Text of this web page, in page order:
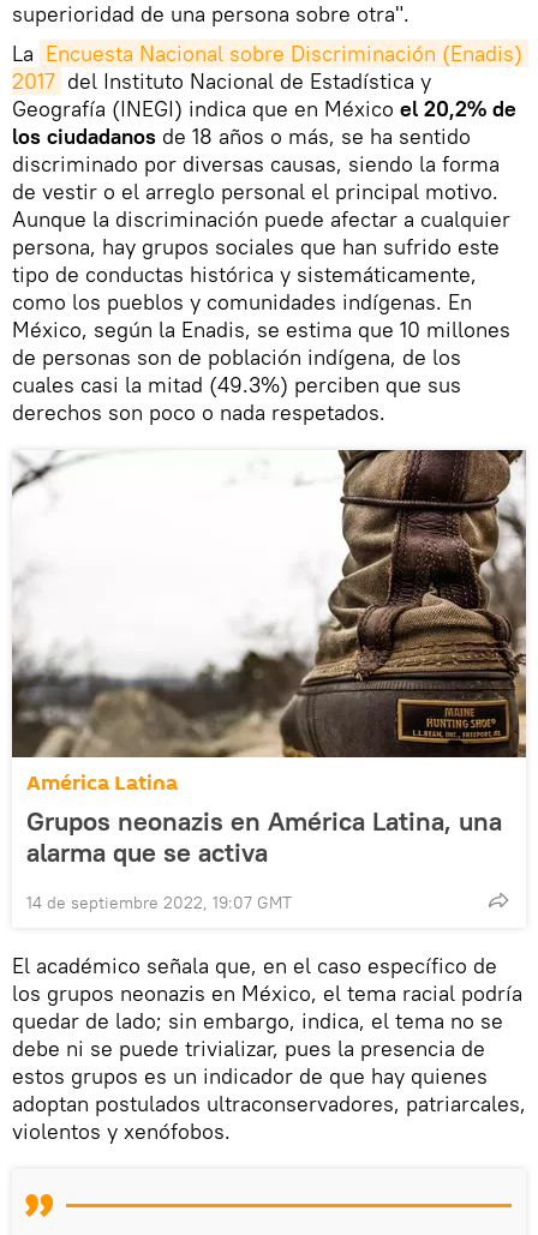
superioridad de una persona sobre otra".
La Encuesta Nacional sobre Discriminación (Enadis)
2017 del Instituto Nacional de Estadística y
Geografía (INEGI) indica que en México el 20,2% de
los ciudadanos de 18 años o más, se ha sentido
discriminado por diversas causas, siendo la forma
de vestir o el arreglo personal el principal motivo.
Aunque la discriminación puede afectar a cualquier
persona, hay grupos sociales que han sufrido este
tipo de conductas histórica y sistemáticamente,
como los pueblos y comunidades indígenas. En
México, según la Enadis, se estima que 10 millones
de personas son de población indígena, de los
cuales casi la mitad (49.3%) perciben que sus
derechos son poco o nada respetados.
América Latina
Grupos neonazis en América Latina, una
alarma que se activa
14 de septiembre 2022, 19:07 GMT
El académico señala que, en el caso específico de
los grupos neonazis en México, el tema racial podría
quedar de lado; sin embargo, indica, el tema no se
debe ni se puede trivializar, pues la presencia de
estos grupos es un indicador de que hay quienes
adoptan postulados ultraconservadores, patriarcales,
violentos y xenófobos.